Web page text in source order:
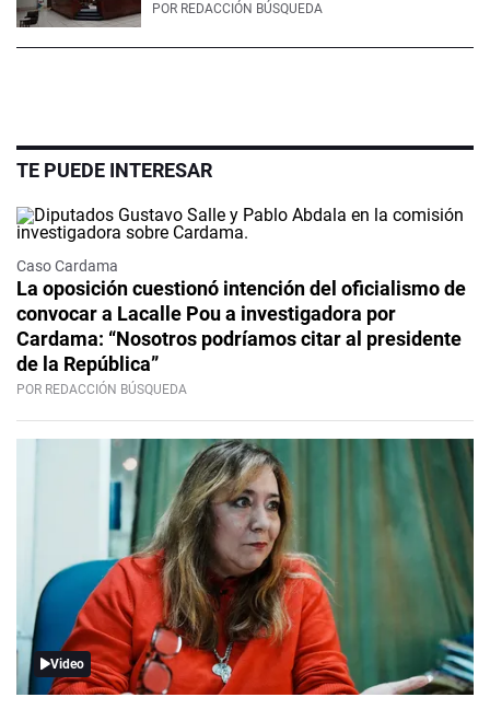
POR REDACCIÓN BÚSQUEDA
TE PUEDE INTERESAR
Caso Cardama
La oposición cuestionó intención del oficialismo de
convocar a Lacalle Pou a investigadora por
Cardama: “Nosotros podríamos citar al presidente
de la República”
POR REDACCIÓN BÚSQUEDA
Video